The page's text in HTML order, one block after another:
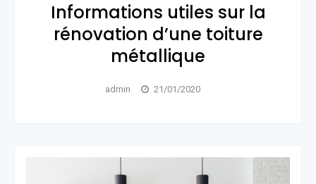
Informations utiles sur la
rénovation d’une toiture
métallique
admin 21/01/2020